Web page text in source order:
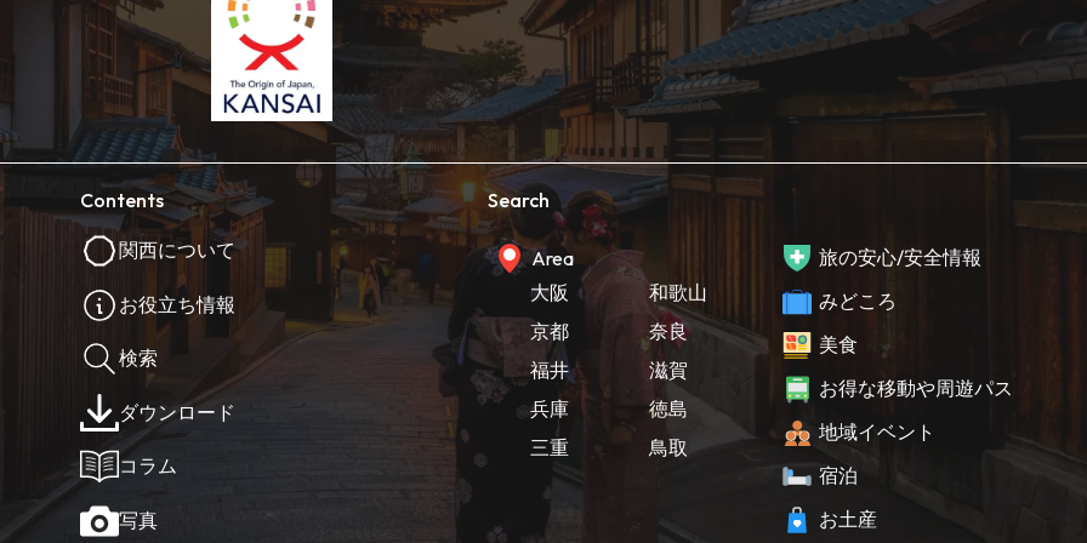
Contents
関西について
お役立ち情報
検索
ダウンロード
コラム
写真
Search
Area
大阪
京都
福井
兵庫
三重
和歌山
奈良
滋賀
徳島
鳥取
旅の安心/安全情報
みどころ
美食
お得な移動や周遊パス
地域イベント
宿泊
お土産